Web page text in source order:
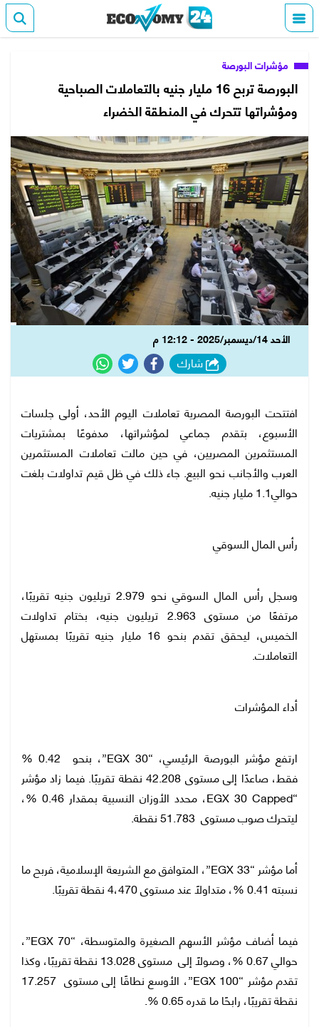
مؤشرات البورصة
البورصة تربح 16 مليار جنيه بالتعاملات الصباحية
ومؤشراتها تتحرك في المنطقة الخضراء
الأحد 14/ديسمبر/2025 - 12:12 م
شارك
افتتحت البورصة المصرية تعاملات اليوم الأحد، أولى جلسات
الأسبوع، بتقدم جماعي لمؤشراتها، مدفوعًا بمشتريات
المستثمرين المصريين، في حين مالت تعاملات المستثمرين
العرب والأجانب نحو البيع. جاء ذلك في ظل قيم تداولات بلغت
حوالي1.1 مليار جنيه.
رأس المال السوقي
وسجل رأس المال السوقي نحو 2.979 تريليون جنيه تقريبًا،
مرتفعًا من مستوى 2.963 تريليون جنيه، بختام تداولات
الخميس، ليحقق تقدم بنحو 16 مليار جنيه تقريبًا بمستهل
التعاملات.
أداء المؤشرات
ارتفع مؤشر البورصة الرئيسي، “EGX 30”، بنحو 0.42 %
فقط، صاعدًا إلى مستوى 42.208 نقطة تقريبًا. فيما زاد مؤشر
“EGX 30 Capped، محدد الأوزان النسبية بمقدار 0.46 %،
ليتحرك صوب مستوى 51.783 نقطة.
أما مؤشر “EGX 33”، المتوافق مع الشريعة الإسلامية، فربح ما
نسبته 0.41 %، متداولًا عند مستوى 4،470 نقطة تقريبًا.
فيما أضاف مؤشر الأسهم الصغيرة والمتوسطة، “EGX 70”،
حوالي 0.67 %، وصولًا إلى مستوى 13.028 نقطة تقريبًا، وكذا
تقدم مؤشر “EGX 100”، الأوسع نطاقًا إلى مستوى 17.257
نقطة تقريبًا، رابحًا ما قدره 0.65 %.